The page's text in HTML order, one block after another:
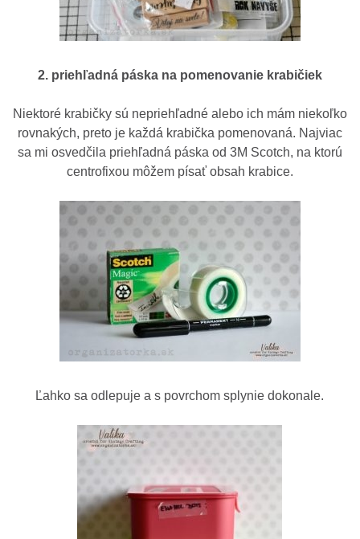
2. priehľadná páska na pomenovanie krabičiek
Niektoré krabičky sú nepriehľadné alebo ich mám niekoľko
rovnakých, preto je každá krabička pomenovaná. Najviac
sa mi osvedčila priehľadná páska od 3M Scotch, na ktorú
centrofixou môžem písať obsah krabice.
Ľahko sa odlepuje a s povrchom splynie dokonale.